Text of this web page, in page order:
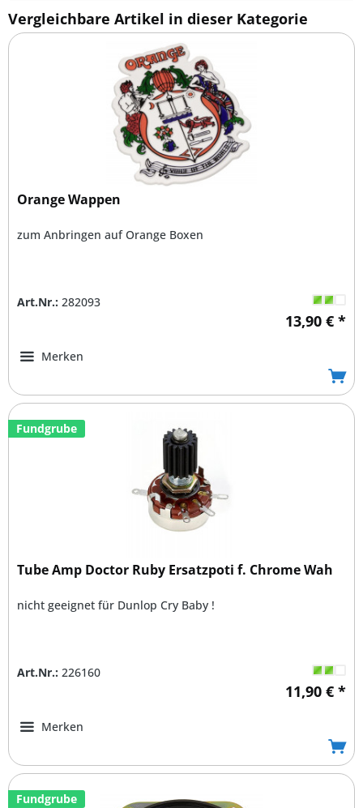
Vergleichbare Artikel in dieser Kategorie
Orange Wappen
zum Anbringen auf Orange Boxen
Art.Nr.: 282093
13,90 € *
Merken
Fundgrube
Tube Amp Doctor Ruby Ersatzpoti f. Chrome Wah
nicht geeignet für Dunlop Cry Baby !
Art.Nr.: 226160
11,90 € *
Merken
Fundgrube